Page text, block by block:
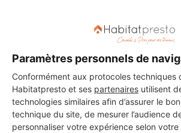
Paramètres personnels de
Conformément aux protocoles techniques
Habitatpresto et ses partenaires utilisent
technologies similaires afin d’assurer le
technique du site, de mesurer l’audience
personnaliser votre expérience selon
PAS LE TEMPS
Vous souhaitez réaliser des travaux et ne
choisir ? Demandez des devis travauxauprès de
professionnels partout en